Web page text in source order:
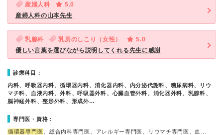
産婦人科
5.0
産婦人科の山本先生
乳腺科 乳房のしこり（女性）
5.0
優しい言葉を選びながら説明してくれる先生に感謝
診療科目：
内科、呼吸器内科、循環器内科、消化器内科、内分泌代謝科、糖尿病科、リウ
マチ科、血液内科、外科、呼吸器外科、心臓血管外科、消化器外科、乳腺科、
脳神経外科、整形外科、形成外…
専門医・資格：
循環器専門医 、総合内科専門医、アレルギー専門医、リウマチ専門医、血…